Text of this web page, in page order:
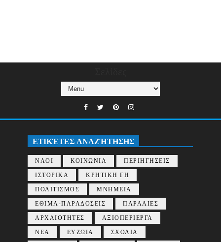
ΕΤΙΚΈΤΕΣ ΑΝΑΖΉΤΗΣΗΣ
ΝΑΟΙ ΚΟΙΝΩΝΙΑ
ΠΕΡΙΗΓΗΣΕΙΣ
ΙΣΤΟΡΙΚΑ
ΚΡΗΤΙΚΗ ΓΗ
ΠΟΛΙΤΙΣΜΟΣ
ΜΝΗΜΕΙΑ
ΕΘΙΜΑ-ΠΑΡΑΔΟΣΕΙΣ
ΠΑΡΑΛΙΕΣ
ΑΡΧΑΙΟΤΗΤΕΣ
ΑΞΙΟΠΕΡΙΕΡΓΑ
ΝΕΑ
ΕΥΖΩΙΑ
ΣΧΟΛΙΑ